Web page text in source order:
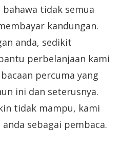
tidak semua
kandungan.
anda, sedikit
perbelanjaan kami
percuma yang
ini dan seterusnya.
tidak mampu, kami
sebagai pembaca.